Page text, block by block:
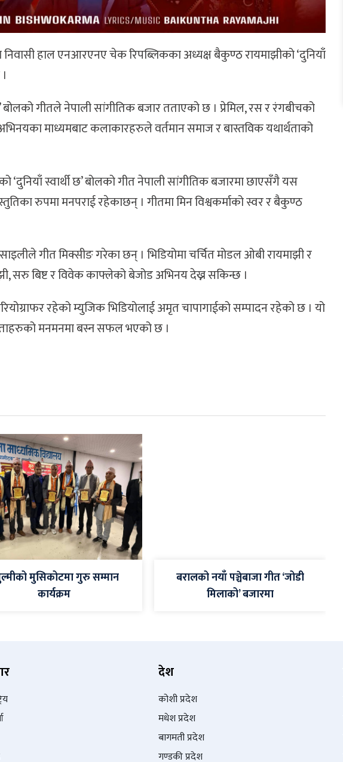
हाल एनआरएनए चेक रिपब्लिकका अध्यक्ष बैकुण्ठ रायमाझीको ‘दुनियाँ
गीतले नेपाली सांगीतिक बजार तताएको छ । प्रेमिल, रस र रंगबीचको
माध्यमबाट कलाकारहरुले वर्तमान समाज र बास्तविक यथार्थताको
‘दुनियाँ स्वार्थी छ’ बोलको गीत नेपाली सांगीतिक बजारमा छाएसँगै यस
रुपमा मनपराई रहेकाछन् । गीतमा मिन विश्वकर्माको स्वर र बैकुण्ठ
गीत मिक्सीङ गरेका छन् । भिडियोमा चर्चित मोडल ओबी रायमाझी र
सरु बिष्ट र विवेक काफ्लेको बेजोड अभिनय देख्न सकिन्छ ।
रहेको म्युजिक भिडियोलाई अमृत चापागाईको सम्पादन रहेको छ । यो
मनमनमा बस्न सफल भएको छ ।
मुसिकोटमा गुरु सम्मान
कार्यक्रम
बरालको नयाँ पञ्चेबाजा गीत ‘जोडी
मिलाको’ बजारमा
देश
कोशी प्रदेश
मधेश प्रदेश
बागमती प्रदेश
गण्डकी प्रदेश